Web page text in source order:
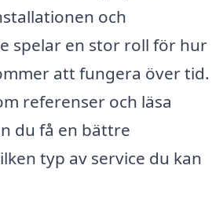
och
spelar en stor roll för hur
att fungera över tid.
referenser och läsa
du få en bättre
typ av service du kan